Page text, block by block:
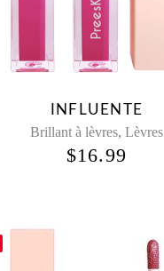
INFLUENTE
Brillant à lèvres, Lèvres
$16.99